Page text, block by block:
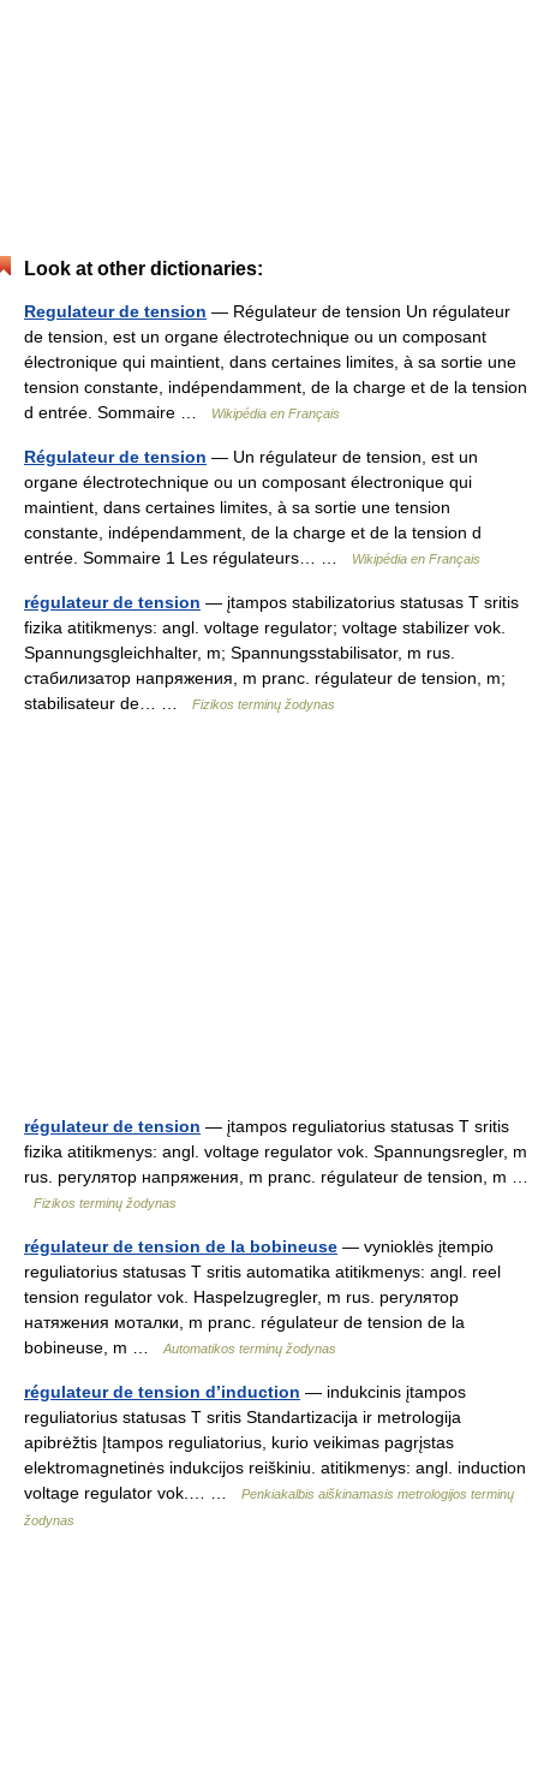
Look at other dictionaries:
Regulateur de tension — Régulateur de tension Un régulateur
de tension, est un organe électrotechnique ou un composant
électronique qui maintient, dans certaines limites, à sa sortie une
tension constante, indépendamment, de la charge et de la tension
d entrée. Sommaire …
Wikipédia en Français
Régulateur de tension — Un régulateur de tension, est un
organe électrotechnique ou un composant électronique qui
maintient, dans certaines limites, à sa sortie une tension
constante, indépendamment, de la charge et de la tension d
entrée. Sommaire 1 Les régulateurs… …
Wikipédia en Français
régulateur de tension — įtampos stabilizatorius statusas T sritis
fizika atitikmenys: angl. voltage regulator; voltage stabilizer vok.
Spannungsgleichhalter, m; Spannungsstabilisator, m rus.
стабилизатор напряжения, m pranc. régulateur de tension, m;
stabilisateur de… …
Fizikos terminų žodynas
régulateur de tension — įtampos reguliatorius statusas T sritis
fizika atitikmenys: angl. voltage regulator vok. Spannungsregler, m
rus. регулятор напряжения, m pranc. régulateur de tension, m …
Fizikos terminų žodynas
régulateur de tension de la bobineuse — vynioklės įtempio
reguliatorius statusas T sritis automatika atitikmenys: angl. reel
tension regulator vok. Haspelzugregler, m rus. регулятор
натяжения моталки, m pranc. régulateur de tension de la
bobineuse, m …
Automatikos terminų žodynas
régulateur de tension d’induction — indukcinis įtampos
reguliatorius statusas T sritis Standartizacija ir metrologija
apibrėžtis Įtampos reguliatorius, kurio veikimas pagrįstas
elektromagnetinės indukcijos reiškiniu. atitikmenys: angl. induction
voltage regulator vok.… …
Penkiakalbis aiškinamasis metrologijos terminų
žodynas